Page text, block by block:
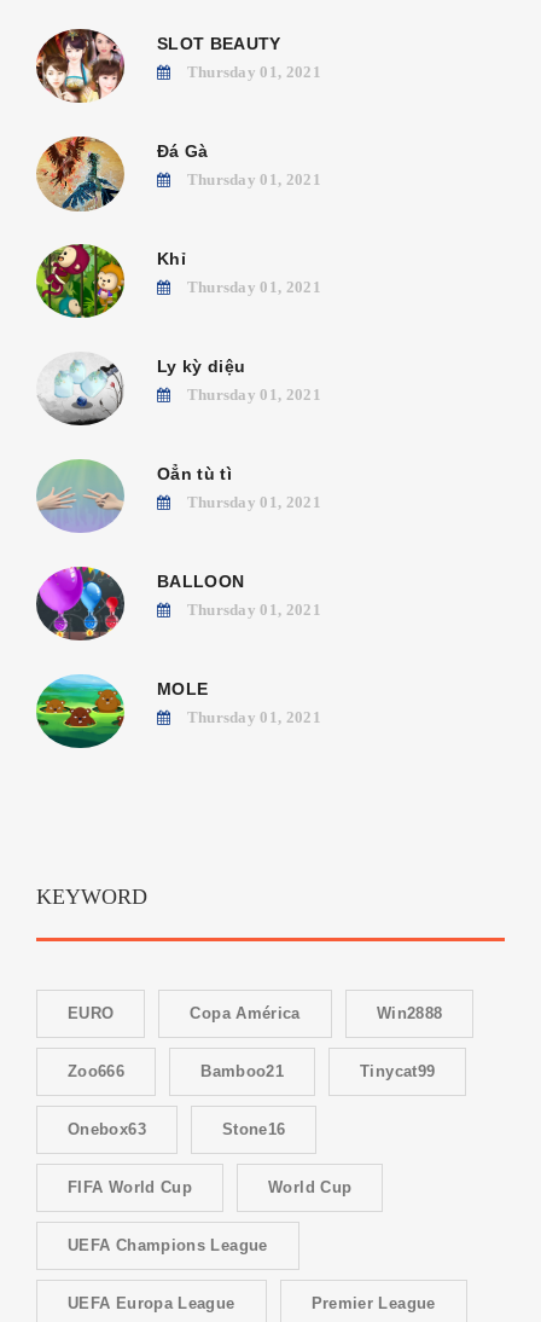
SLOT BEAUTY
Thursday 01, 2021
Đá Gà
Thursday 01, 2021
Khỉ
Thursday 01, 2021
Ly kỳ diệu
Thursday 01, 2021
Oẳn tù tì
Thursday 01, 2021
BALLOON
Thursday 01, 2021
MOLE
Thursday 01, 2021
KEYWORD
EURO Copa América Win2888
Zoo666 Bamboo21 Tinycat99
Onebox63 Stone16
FIFA World Cup World Cup
UEFA Champions League
UEFA Europa League Premier League